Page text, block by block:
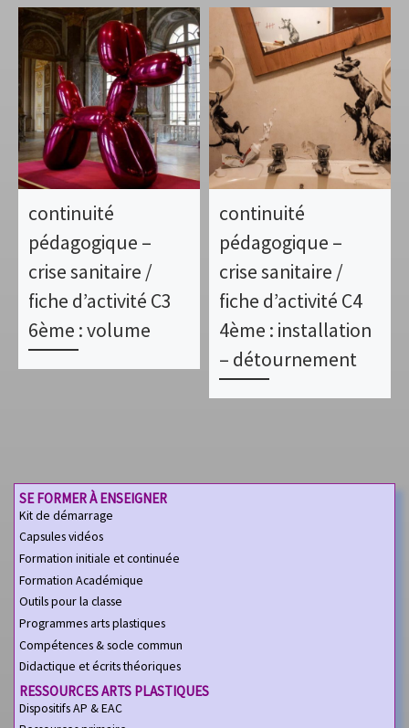
continuité
pédagogique –
crise sanitaire /
fiche d’activité C3
6ème : volume
continuité
pédagogique –
crise sanitaire /
fiche d’activité C4
4ème : installation
– détournement
SE FORMER À ENSEIGNER
Kit de démarrage
Capsules vidéos
Formation initiale et continuée
Formation Académique
Outils pour la classe
Programmes arts plastiques
Compétences & socle commun
Didactique et écrits théoriques
RESSOURCES ARTS PLASTIQUES
Dispositifs AP & EAC